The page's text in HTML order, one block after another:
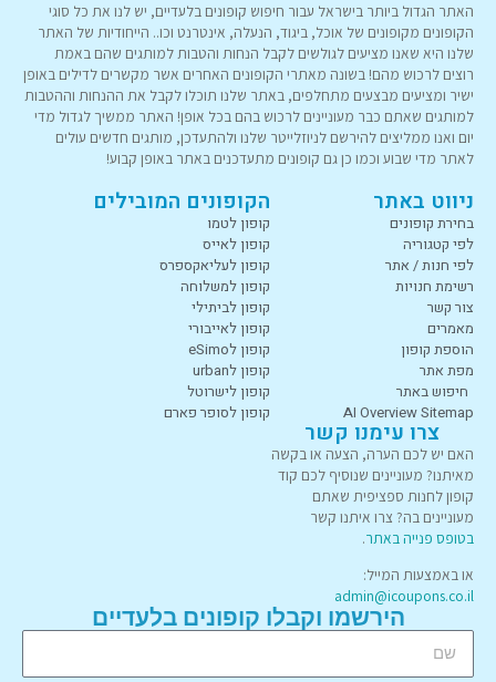
האתר הגדול ביותר בישראל עבור חיפוש קופונים בלעדיים, יש לנו את כל סוגי
הקופונים מקופונים של אוכל, ביגוד, הנעלה, אינטרנט וכו.. הייחודיות של האתר
שלנו היא שאנו מציעים לגולשים לקבל הנחות והטבות למותגים שהם באמת
רוצים לרכוש מהם! בשונה מאתרי הקופונים האחרים אשר מקשרים לדילים באופן
ישיר ומציעים מבצעים מתחלפים, באתר שלנו תוכלו לקבל את ההנחות וההטבות
למותגים שאתם כבר מעוניינים לרכוש בהם בכל אופן! האתר ממשיך לגדול מדי
יום ואנו ממליצים להירשם לניוזלייטר שלנו ולהתעדכן, מותגים חדשים עולים
לאתר מדי שבוע וכמו כן גם קופונים מתעדכנים באתר באופן קבוע!
ניווט באתר
בחירת קופונים
לפי קטגוריה
לפי חנות / אתר
רשימת חנויות
צור קשר
מאמרים
הוספת קופון
מפת אתר
חיפוש באתר
AI Overview Sitemap
הקופונים המובילים
קופון לטמו
קופון לאייס
קופון לעליאקספרס
קופון למשלוחה
קופון לביתילי
קופון לאייבורי
קופון לeSimo
קופון לurban
קופון לישרוטל
קופון לסופר פארם
צרו עימנו קשר
האם יש לכם הערה, הצעה או בקשה
מאיתנו? מעוניינים שנוסיף לכם קוד
קופון לחנות ספציפית שאתם
מעוניינים בה? צרו איתנו קשר
בטופס פנייה באתר.
או באמצעות המייל:
admin@icoupons.co.il
הירשמו וקבלו קופונים בלעדיים